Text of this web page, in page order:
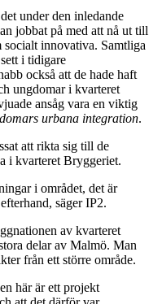
under den inledande
jobbat på med att nå ut till
socialt innovativa. Samtliga
i tidigare
också att de hade haft
ungdomar i kvarteret
ansåg vara en viktig
urbana integration.
att rikta sig till de
i kvarteret Bryggeriet.
i området, det är
säger IP2.
av kvarteret
delar av Malmö. Man
från ett större område.
här är ett projekt